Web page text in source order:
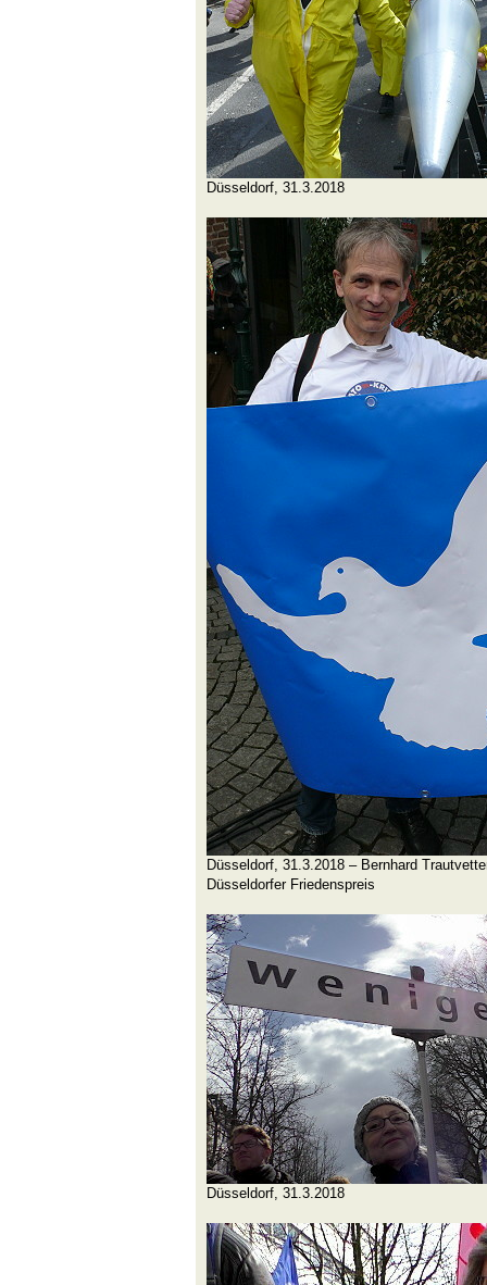
Düsseldorf, 31.3.2018
Düsseldorf, 31.3.2018 – Bernhard
Düsseldorfer Friedenspreis
Düsseldorf, 31.3.2018